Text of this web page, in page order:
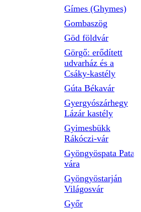
Gímes (Ghymes)
Gombaszög
Göd földvár
Görgő: erődített
udvarház és a
Csáky-kastély
Gúta Békavár
Gyergyószárhegy
Lázár kastély
Gyimesbükk
Rákóczi-vár
Gyöngyöspata Pata
vára
Gyöngyöstarján
Világosvár
Győr